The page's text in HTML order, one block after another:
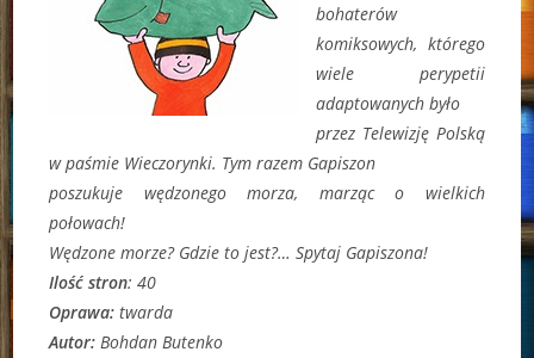
bohaterów
komiksowych, którego
wiele perypetii
adaptowanych było
przez Telewizję Polską
w paśmie Wieczorynki. Tym razem Gapiszon
poszukuje wędzonego morza, marząc o wielkich
połowach!
Wędzone morze? Gdzie to jest?… Spytaj Gapiszona!
Ilość stron: 40
Oprawa: twarda
Autor: Bohdan Butenko